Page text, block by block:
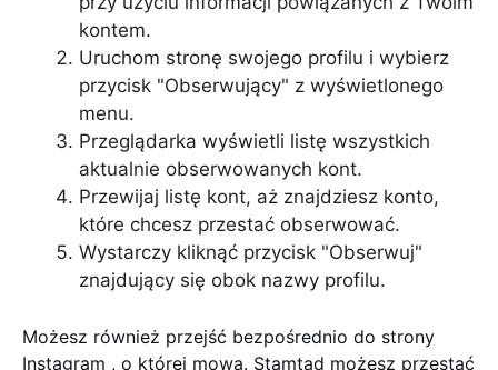
kontem.
Uruchom stronę swojego profilu i wybierz
przycisk "Obserwujący" z wyświetlonego
menu.
Przeglądarka wyświetli listę wszystkich
aktualnie obserwowanych kont.
Przewijaj listę kont, aż znajdziesz konto,
które chcesz przestać obserwować.
Wystarczy kliknąć przycisk "Obserwuj"
znajdujący się obok nazwy profilu.
Możesz również przejść bezpośrednio do strony
Instagram , o której mowa. Stamtąd możesz przestać